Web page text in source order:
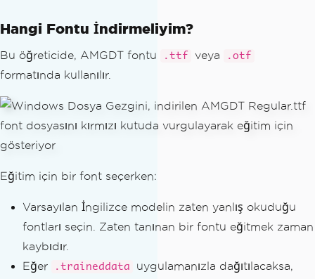
Hangi Fontu İndirmeliyim?
Bu öğreticide, AMGDT fontu .ttf veya .otf
formatında kullanılır.
Eğitim için bir font seçerken:
Varsayılan İngilizce modelin zaten yanlış okuduğu
fontları seçin. Zaten tanınan bir fontu eğitmek zaman
kaybıdır.
Eğer
.traineddata
uygulamanızla dağıtılacaksa,